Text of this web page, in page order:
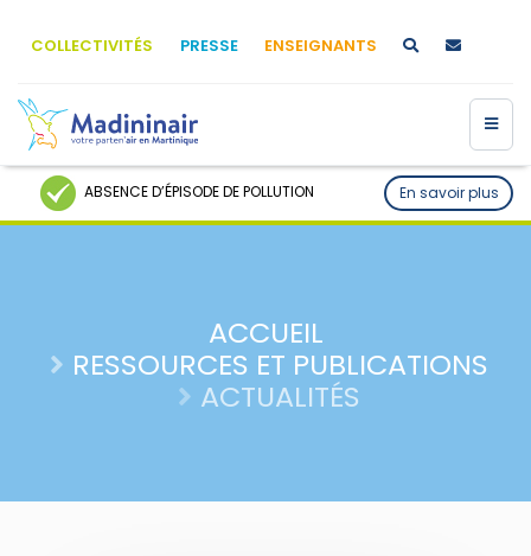
COLLECTIVITÉS PRESSE ENSEIGNANTS
ABSENCE D’ÉPISODE DE POLLUTION En savoir plus
ACCUEIL
RESSOURCES ET PUBLICATIONS
ACTUALITÉS